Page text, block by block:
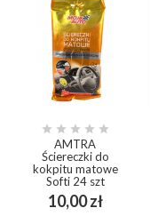
    
AMTRA
Ściereczki do
kokpitu matowe
Softi 24 szt
10,00 złCena